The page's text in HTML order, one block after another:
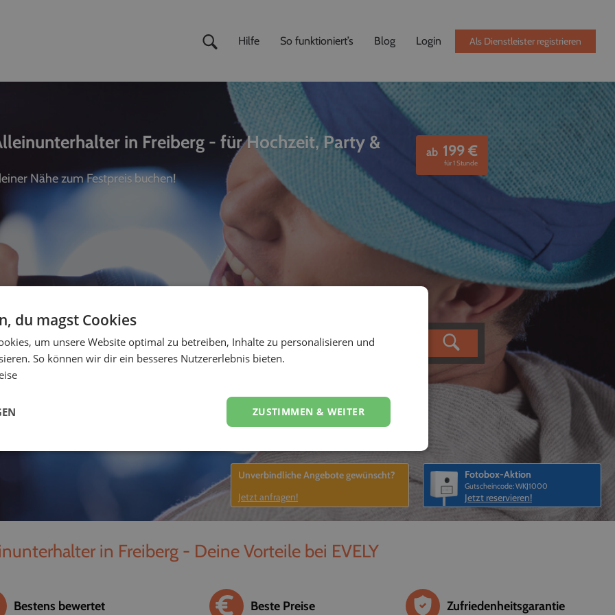
Hilfe So funktioniert’s Blog Login Als Dienstleister registrieren
in Freiberg - für Hochzeit, Party &
Nähe zum Festpreis buchen!
ab 199€
für 1 Stunde
Sänger
-
Fotobox-Aktion
Gutscheincode: WKJ1000
Jetzt reservieren!
Unverbindliche Angebote gewünscht?
Jetzt anfragen!
in Freiberg - Deine Vorteile bei EVELY
Bestens bewertet Beste Preise Zufriedenheitsgarantie
du magst Cookies
um unsere Website optimal zu betreiben, Inhalte zu personalisieren und
So können wir dir ein besseres Nutzererlebnis bieten.
ZUSTIMMEN & WEITER